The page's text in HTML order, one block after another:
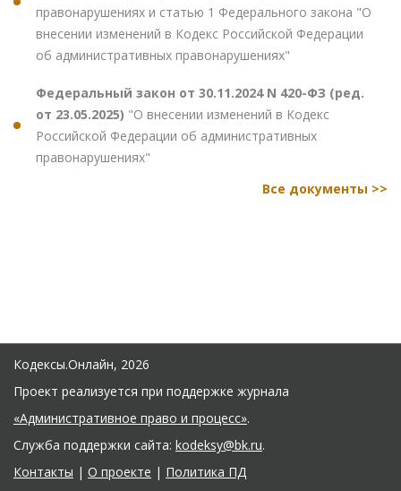
правонарушениях и статью 1 Федерального закона "О
внесении изменений в Кодекс Российской Федерации
об административных правонарушениях"
Федеральный закон от 30.11.2024 N 420-ФЗ (ред.
от 23.05.2025) "О внесении изменений в Кодекс
Российской Федерации об административных
правонарушениях"
Все документы >>
Кодексы.Онлайн, 2026
Проект реализуется при поддержке журнала
«Административное право и процесс».
Служба поддержки сайта: kodeksy@bk.ru.
Контакты | О проекте | Политика ПД